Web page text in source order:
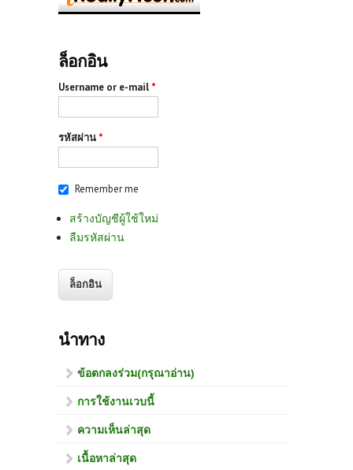
ล็อกอิน
Username or e-mail *
รหัสผ่าน *
Remember me
สร้างบัญชีผู้ใช้ใหม่
ลืมรหัสผ่าน
นำทาง
ข้อตกลงร่วม(กรุณาอ่าน)
การใช้งานเวบนี้
ความเห็นล่าสุด
เนื้อหาล่าสุด